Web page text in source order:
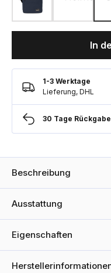
In
1-3 Werktage
Lieferung, DHL
30 Tage
Beschreibung
Ausstattung
Eigenschaften